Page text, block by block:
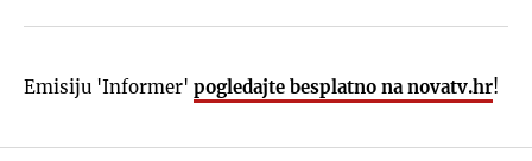
Emisiju 'Informer' pogledajte besplatno na novatv.hr!